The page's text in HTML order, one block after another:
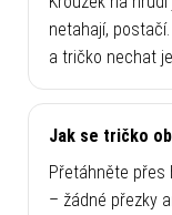
netahají,
a tričko nechat
Jak se tričko
Přetáhněte přes
– žádné přezky